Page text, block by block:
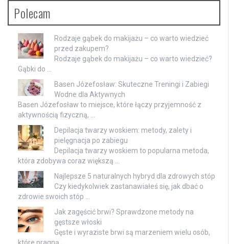
Polecam
Rodzaje gąbek do makijażu – co warto wiedzieć
przed zakupem?
Rodzaje gąbek do makijażu – co warto wiedzieć?
Gąbki do …
Basen Józefosław: Skuteczne Treningi i Zabiegi
Wodne dla Aktywnych
Basen Józefosław to miejsce, które łączy przyjemność z
aktywnością fizyczną, …
Depilacja twarzy woskiem: metody, zalety i
pielęgnacja po zabiegu
Depilacja twarzy woskiem to popularna metoda,
która zdobywa coraz większą …
Najlepsze 5 naturalnych hybryd dla zdrowych stóp
Czy kiedykolwiek zastanawiałeś się, jak dbać o
zdrowie swoich stóp …
Jak zagęścić brwi? Sprawdzone metody na
gęstsze włoski
Gęste i wyraziste brwi są marzeniem wielu osób,
które pragną …